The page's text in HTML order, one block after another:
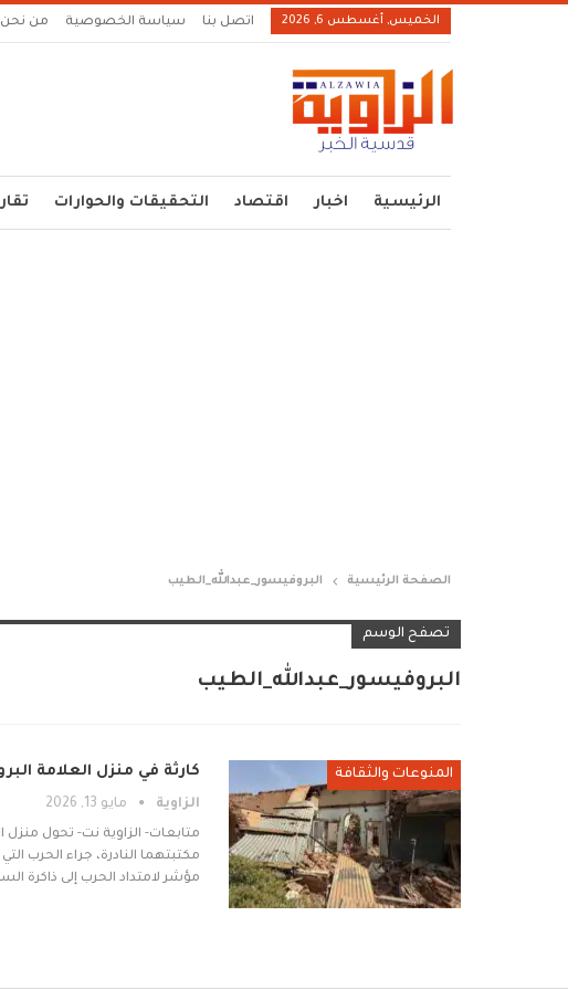
الخميس, أغسطس 6, 2026 اتصل بنا سياسة الخصوصية من نحن
الرئيسية اخبار اقتصاد التحقيقات والحوارات
الصفحة الرئيسية البروفيسور_عبدالله_الطيب
تصفح الوسم
البروفيسور_عبدالله_الطيب
المنوعات والثقافة كارثة في منزل العلامة
الزاوية مايو 13, 2026
متابعات- الزاوية نت- تحول منزل
مكتبتهما النادرة، جراء الحرب
مؤشر لامتداد الحرب إلى ذاكرة